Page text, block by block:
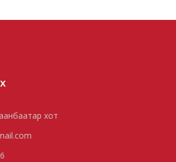
нөөцийн барааны хяналтыг
хот